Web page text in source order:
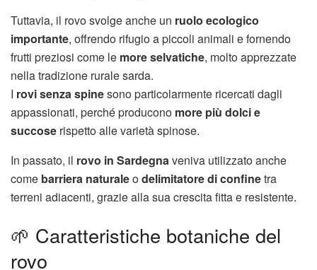
Tuttavia, il rovo svolge anche un ruolo ecologico
importante, offrendo rifugio a piccoli animali e fornendo
frutti preziosi come le more selvatiche, molto apprezzate
nella tradizione rurale sarda.
I rovi senza spinesono particolarmente ricercati dagli
appassionati, perché producono more più dolci e
succose rispetto alle varietà spinose.
In passato, il rovo in Sardegnaveniva utilizzato anche
come barriera naturaleodelimitatore di confinetra
terreni adiacenti, grazie alla sua crescita fitta e resistente.
🌱 Caratteristiche botaniche del
rovo